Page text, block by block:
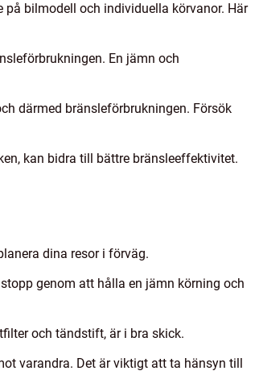
på bilmodell och individuella körvanor. Här
En jämn och
därmed bränsleförbrukningen. Försök
kan bidra till bättre bränsleeffektivitet.
dina resor i förväg.
genom att hålla en jämn körning och
och tändstift, är i bra skick.
varandra. Det är viktigt att ta hänsyn till